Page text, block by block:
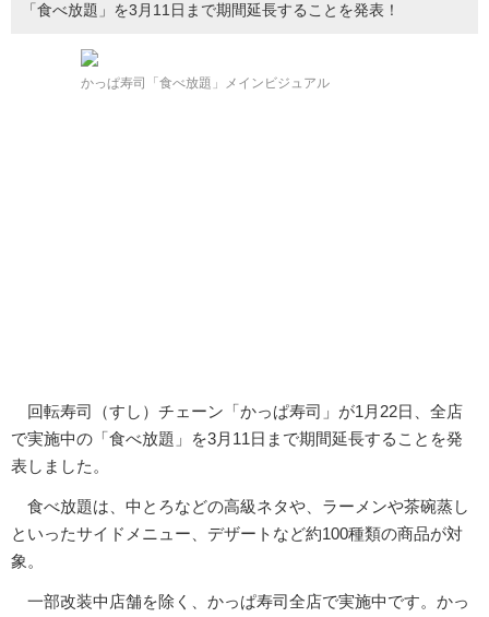
「食べ放題」を3月11日まで期間延長することを発表！
かっぱ寿司「食べ放題」メインビジュアル
回転寿司（すし）チェーン「かっぱ寿司」が1月22日、全店
で実施中の「食べ放題」を3月11日まで期間延長することを発
表しました。
食べ放題は、中とろなどの高級ネタや、ラーメンや茶碗蒸し
といったサイドメニュー、デザートなど約100種類の商品が対
象。
一部改装中店舗を除く、かっぱ寿司全店で実施中です。かっ